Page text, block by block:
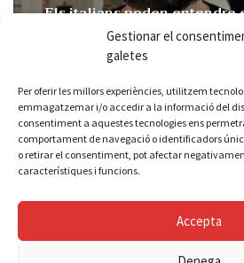
Gestionar el
galetes
Per oferir les millors experiències, utilitzem
emmagatzemar i/o accedir a la informació del
consentiment a aquestes tecnologies ens
comportament de navegació o identificadors
o retirar el consentiment, pot afectar
característiques i funcions.
Accepta
Els italians poden entendre
Catalan 109
15/10/2024
Per què els catalans no